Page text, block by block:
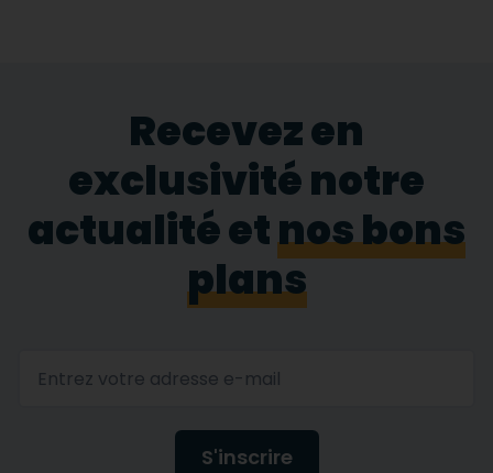
Recevez en
exclusivité notre
actualité etnos bons
plans
S'inscrire